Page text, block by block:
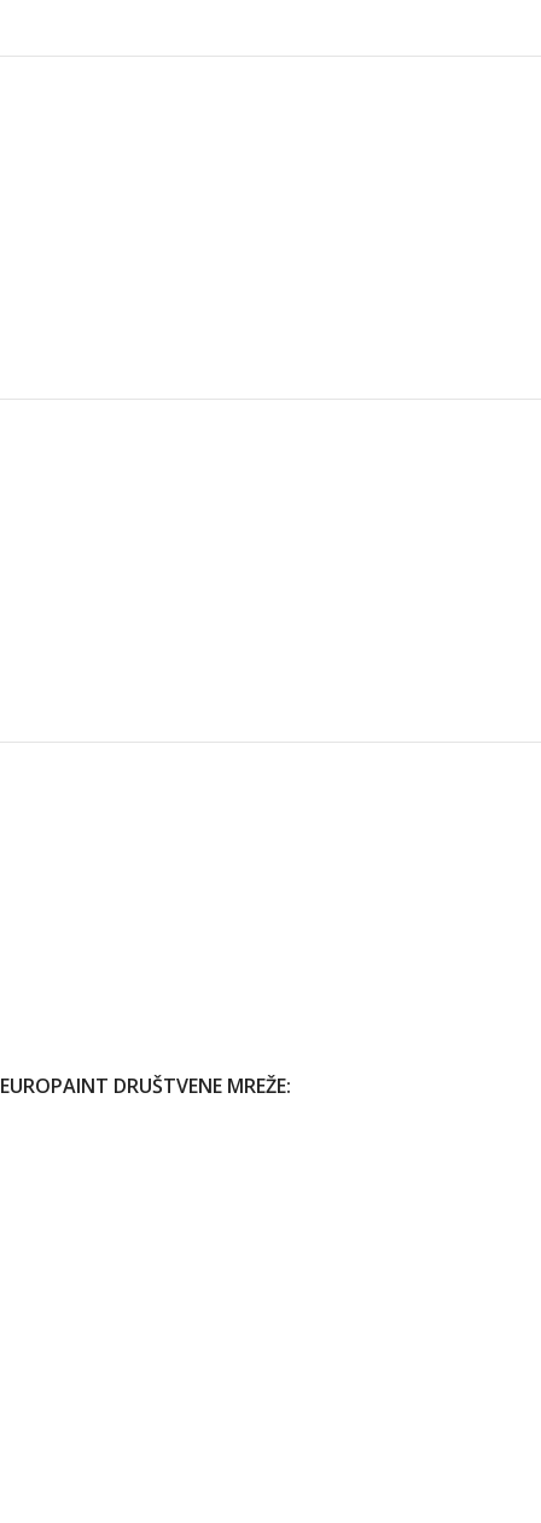
EUROPAINT DRUŠTVENE MREŽE: